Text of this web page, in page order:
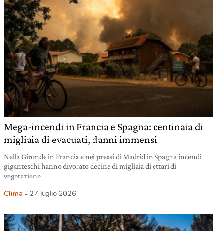
Mega-incendi in Francia e Spagna: centinaia di
migliaia di evacuati, danni immensi
Nella Gironde in Francia e nei pressi di Madrid in Spagna incendi
giganteschi hanno divorato decine di migliaia di ettari di
vegetazione
Clima 27 luglio 2026